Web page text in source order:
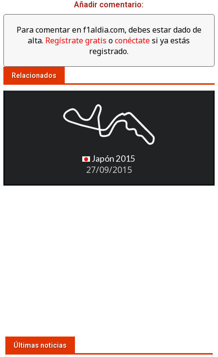
Añadir comentario:
Para comentar en f1aldia.com, debes estar dado de
alta. Regístrate gratis oconéctatesi ya estás
registrado.
Relacionados
Japón 2015
27/09/2015
Últimas noticias